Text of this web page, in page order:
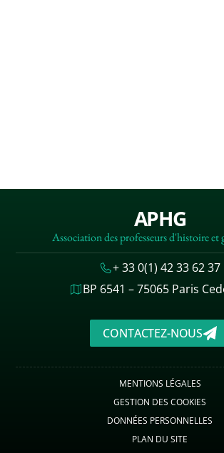
APHG
Association des professeurs d'histoire et
+ 33 0(1) 42 33 62 37
BP 6541 – 75065 Paris
CONTACTEZ-NOUS
MENTIONS LÉGALES
GESTION DES COOKIES
DONNÉES PERSONNELLES
PLAN DU SITE